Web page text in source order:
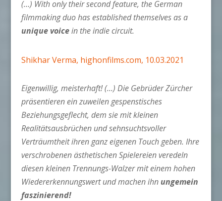
(…) With only their second feature, the German
filmmaking duo has established themselves as a
unique voicein the indie circuit.
Shikhar Verma, highonfilms.com, 10.03.2021
Eigenwillig, meisterhaft! (…) Die Gebrüder Zürcher
präsentieren ein zuweilen gespenstisches
Beziehungsgeflecht, dem sie mit kleinen
Realitätsausbrüchen und sehnsuchtsvoller
Verträumtheit ihren ganz eigenen Touch geben. Ihre
verschrobenen ästhetischen Spielereien veredeln
diesen kleinen Trennungs-Walzer mit einem hohen
Wiedererkennungswert und machen ihn ungemein
faszinierend!